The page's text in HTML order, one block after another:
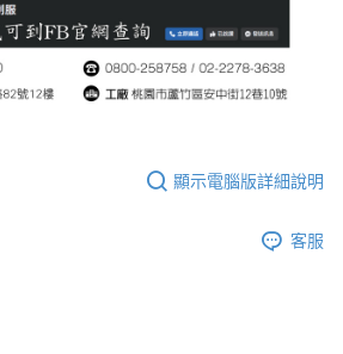
顯示電腦版詳細說明
客服